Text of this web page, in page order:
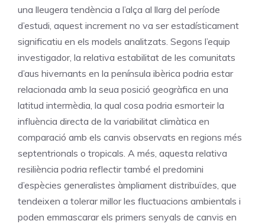
una lleugera tendència a l’alça al llarg del període
d’estudi, aquest increment no va ser estadísticament
significatiu en els models analitzats. Segons l’equip
investigador, la relativa estabilitat de les comunitats
d’aus hivernants en la península ibèrica podria estar
relacionada amb la seua posició geogràfica en una
latitud intermèdia, la qual cosa podria esmorteir la
influència directa de la variabilitat climàtica en
comparació amb els canvis observats en regions més
septentrionals o tropicals. A més, aquesta relativa
resiliència podria reflectir també el predomini
d’espècies generalistes àmpliament distribuïdes, que
tendeixen a tolerar millor les fluctuacions ambientals i
poden emmascarar els primers senyals de canvis en